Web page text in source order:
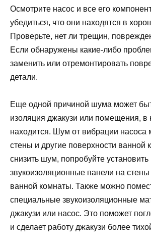
Осмотрите насос и все его
убедиться, что они находятся в
Проверьте, нет ли трещин,
Если обнаружены какие-либо
заменить или отремонтировать
детали.
Еще одной причиной шума может
изоляция джакузи или помещения, в
находится. Шум от вибрации насоса
стены и другие поверхности ванной
снизить шум, попробуйте установить
звукоизоляционные панели на стены
ванной комнаты. Также можно
специальные звукоизоляционные
джакузи или насос. Это поможет
и сделает работу джакузи более